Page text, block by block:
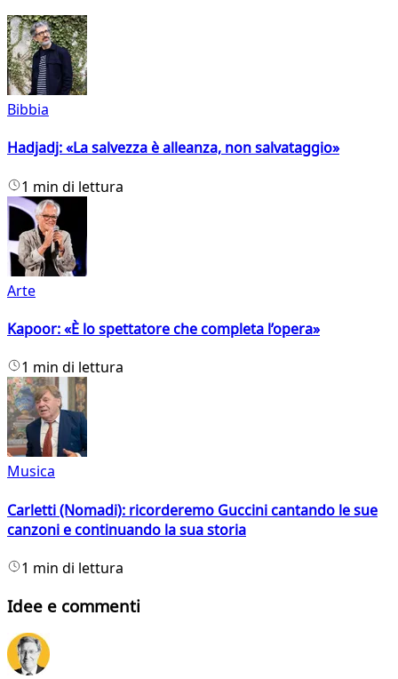
Bibbia
Hadjadj: «La salvezza è alleanza, non salvataggio»
1 min di lettura
Arte
Kapoor: «È lo spettatore che completa l’opera»
1 min di lettura
Musica
Carletti (Nomadi): ricorderemo Guccini cantando le sue
canzoni e continuando la sua storia
1 min di lettura
Idee e commenti